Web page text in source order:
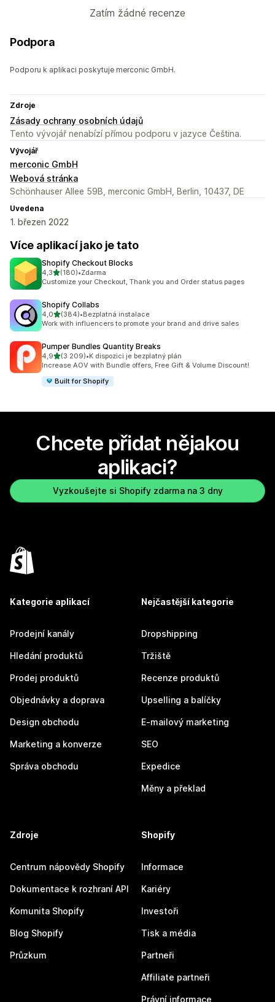
Zatím žádné recenze
Podpora
Podporu k aplikaci poskytuje merconic GmbH.
Zdroje
Zásady ochrany osobních údajů
Tento vývojář nenabízí přímou podporu v jazyce Čeština.
Vývojář
merconic GmbH
Webová stránka
Schönhauser Allee 59B, merconic GmbH, Berlin, 10437, DE
Uvedena
1. březen 2022
Více aplikací jako je tato
Shopify Checkout Blocks
4,3z 5 hvězd
(180)
Celkový počet recenzí: 180
•Zdarma
Customize your Checkout, Thank you and Order status pages
Shopify Collabs
4,0z 5 hvězd
(384)
Celkový počet recenzí: 384
•Bezplatná instalace
Work with influencers to promote your brand and drive sales
Pumper Bundles Quantity Breaks
4,9z 5 hvězd
(3 209)
Celkový počet recenzí: 3209
•K dispozici je bezplatný plán
Increase AOV with Bundle offers, Free Gift & Volume Discount!
Built for Shopify
Chcete přidat nějakou
aplikaci?
Vyzkoušejte si Shopify zdarma na 3 dny
Kategorie aplikací
Prodejní kanály
Hledání produktů
Prodej produktů
Objednávky a doprava
Design obchodu
Marketing a konverze
Správa obchodu
Nejčastější kategorie
Dropshipping
Tržiště
Recenze produktů
Upselling a balíčky
E-mailový marketing
SEO
Expedice
Měny a překlad
Zdroje
Centrum nápovědy Shopify
Dokumentace k rozhraní API
Komunita Shopify
Blog Shopify
Průzkum
Shopify
Informace
Kariéry
Investoři
Tisk a média
Partneři
Affiliate partneři
Právní informace